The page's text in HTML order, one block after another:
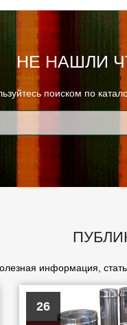
НЕ НАШЛИ
поиском по
информация,
26